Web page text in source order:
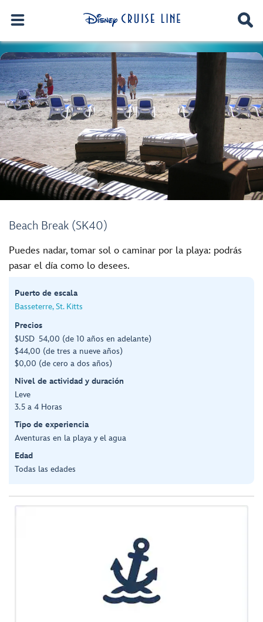
Beach Break (SK40)
Puedes nadar, tomar sol o caminar por la playa: podrás
pasar el día como lo desees.
Puerto de escala
Basseterre, St. Kitts
Precios
$USD 54,00 (de 10 años en adelante)
$44,00 (de tres a nueve años)
$0,00 (de cero a dos años)
Nivel de actividad y duración
Leve
3.5 a 4 Horas
Tipo de experiencia
Aventuras en la playa y el agua
Edad
Todas las edades